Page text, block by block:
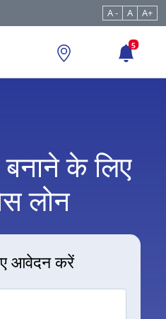
A - A A+
5
के लिए
लोन
आवेदन करें